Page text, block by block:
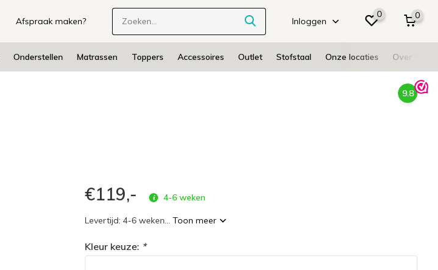
Afspraak maken? Inloggen
0 0
Onderstellen Matrassen Toppers Accessoires Outlet Stofstaal Onze locaties Over ons
9.8
€119,- 4-6 weken
Levertijd: 4-6 weken...Toon meer
Kleur keuze: *